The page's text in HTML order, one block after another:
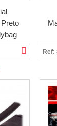
Ref: